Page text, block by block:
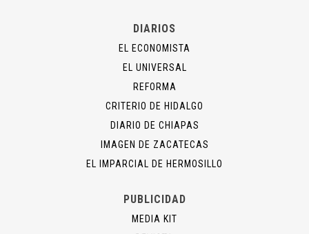
DIARIOS
EL ECONOMISTA
EL UNIVERSAL
REFORMA
CRITERIO DE HIDALGO
DIARIO DE CHIAPAS
IMAGEN DE ZACATECAS
EL IMPARCIAL DE HERMOSILLO
PUBLICIDAD
MEDIA KIT